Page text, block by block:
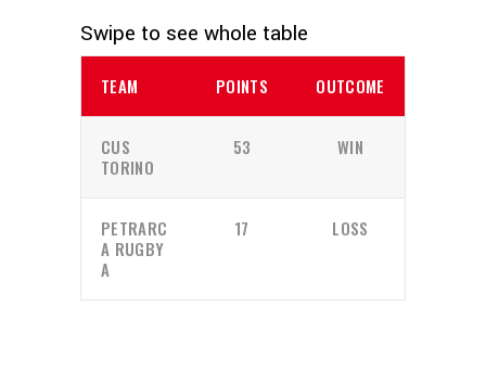
TEAM POINTS OUTCOME
CUS
TORINO
53 WIN
PETRARC
A RUGBY
A
17 LOSS